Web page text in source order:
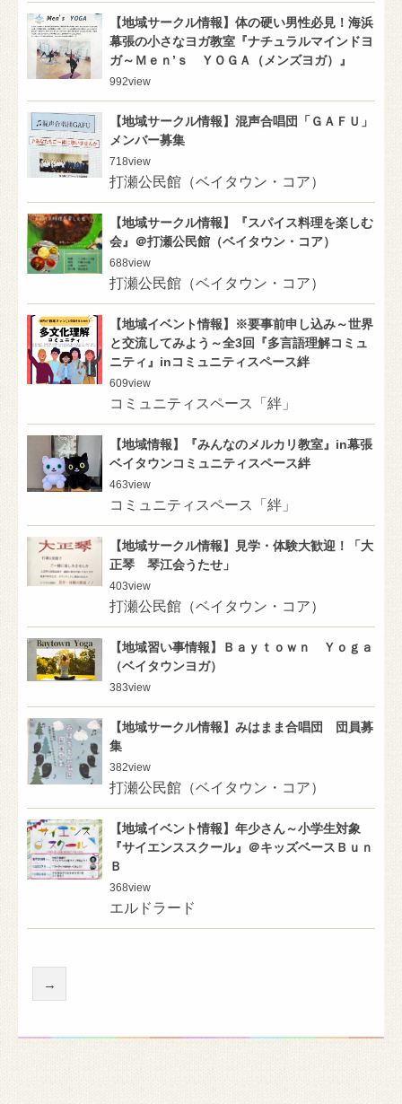
【地域サークル情報】体の硬い男性必見！海浜
幕張の小さなヨガ教室『ナチュラルマインドヨ
ガ～Ｍｅｎ’ｓ ＹＯＧＡ（メンズヨガ）』
992view
【地域サークル情報】混声合唱団「ＧＡＦＵ」
メンバー募集
718view
打瀬公民館（ベイタウン・コア）
【地域サークル情報】『スパイス料理を楽しむ
会』＠打瀬公民館（ベイタウン・コア）
688view
打瀬公民館（ベイタウン・コア）
【地域イベント情報】※要事前申し込み～世界
と交流してみよう～全3回『多言語理解コミュ
ニティ』inコミュニティスペース絆
609view
コミュニティスペース「絆」
【地域情報】『みんなのメルカリ教室』in幕張
ベイタウンコミュニティスペース絆
463view
コミュニティスペース「絆」
【地域サークル情報】見学・体験大歓迎！「大
正琴 琴江会うたせ」
403view
打瀬公民館（ベイタウン・コア）
【地域習い事情報】Ｂａｙｔｏｗｎ Ｙｏｇａ
（ベイタウンヨガ）
383view
【地域サークル情報】みはまま合唱団 団員募
集
382view
打瀬公民館（ベイタウン・コア）
【地域イベント情報】年少さん～小学生対象
『サイエンススクール』＠キッズベースＢｕｎ
Ｂ
368view
エルドラード
→